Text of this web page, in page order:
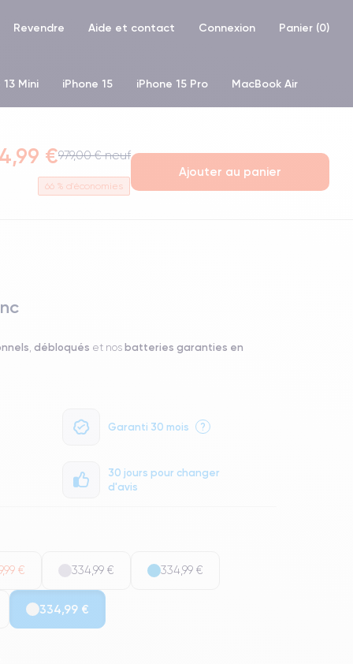
Revendre Aide et contact Connexion Panier (0)
Mini iPhone 15 iPhone 15 Pro MacBook Air
€979,00 € neuf
66 % d'économies
Ajouter au panier
débloqués et nos batteries garanties en
Garanti 30 mois ?
30 jours pour changer
d'avis
€ 334,99 € 334,99 €
334,99 €